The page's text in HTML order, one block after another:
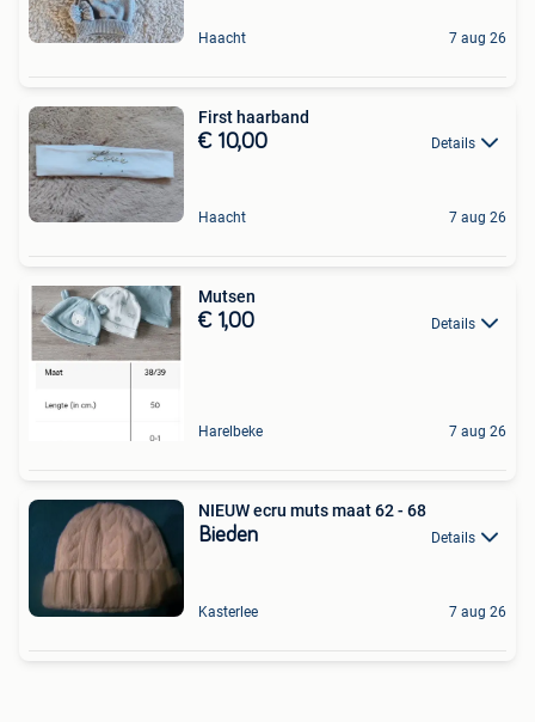
Haacht 7 aug 26
First haarband
€ 10,00 Details
Haacht 7 aug 26
Mutsen
€ 1,00 Details
Harelbeke 7 aug 26
NIEUW ecru muts maat 62 - 68
Bieden Details
Kasterlee 7 aug 26